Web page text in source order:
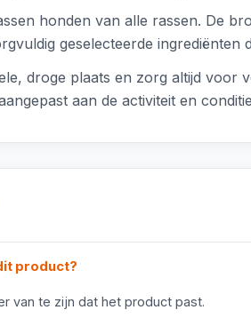
honden van alle rassen. De
geselecteerde
droge plaats en zorg altijd voor
aan de activiteit en
product?
van te zijn dat het product past.